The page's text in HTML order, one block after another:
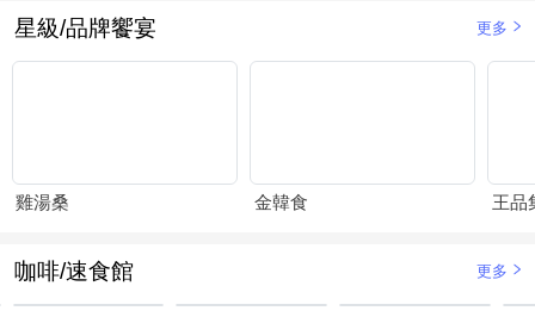
星級/品牌饗宴 更多
雞湯桑 金韓食 王品
咖啡/速食館 更多